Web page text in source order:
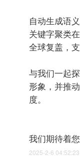
自动生成语
关键字聚类
全球复盖，
与我们一起
形象，并推
度。
我们期待着
2025-2-6 04:52:23